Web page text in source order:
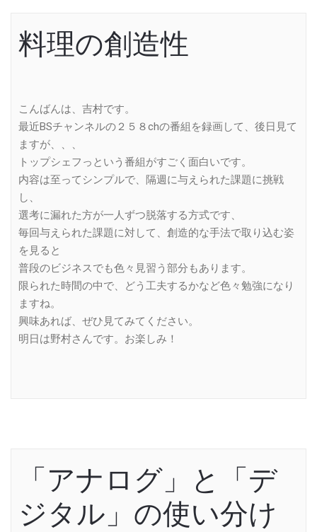
料理の創造性
こんばんは、吉村です。
最近BSチャンネルの２５８chの番組を録画して、後日見て
ますが、、、
トップシェフっという番組がすごく面白いです。
内容は至ってシンプルで、隔週に与えられた課題に挑戦
し、
選考に漏れた方が一人ずつ脱落する方式です、
毎回与えられた課題に対して、創造的な手法で取り込む姿
を見ると
普段のビジネスでも色々見習う部分もあります。
限られた時間の中で、どう工夫するかなど色々勉強になり
ますね。
興味あれば、ぜひ見てみてください。
明日は野村さんです。お楽しみ！
「アナログ」と「デ
ジタル」の使い分け